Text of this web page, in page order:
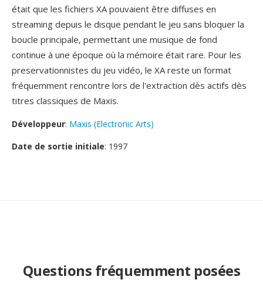
était que les fichiers XA pouvaient être diffuses en
streaming depuis le disque pendant le jeu sans bloquer la
boucle principale, permettant une musique de fond
continue à une époque où la mémoire était rare. Pour les
preservationnistes du jeu vidéo, le XA reste un format
fréquemment rencontre lors de l'extraction dès actifs dès
titres classiques de Maxis.
Développeur: Maxis (Electronic Arts)
Date de sortie initiale: 1997
Questions fréquemment posées